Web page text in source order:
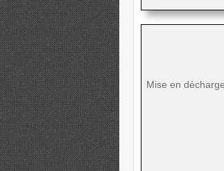
Mise en